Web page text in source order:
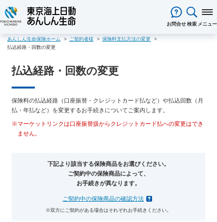
お問合せ検索 メニュー
保険商品から選ぶ
ライフイベントから選ぶ
心配ごとから選ぶ
インターネットでご加入いただけ
る保険商品
法人向け保険商品
資料請求
医療保険
メディカルＫｉｔ ＮＥＯ
メディカルＫｉｔ Ｒ
あんしん治療サポート保険
あんしん治療サポート保険R
メディカルＫｉｔエール
メディカルＫｉｔエールＲ
がん保険
スマートあんしん定期
あんしん終身エール
家計保障・就業不能保障
ご契約者様
ご契約者様TOPへ
東京海上日動マイページのご案内
「ワンタイム手続き」のご案内
重要なお知らせ
サービス
各種お手続き
契約者貸付の利用・返済
保障内容の見直し・契約の解約
保険証券・控除証明書の発行・再
法人のお客様TOPへ
企業のライフステージごとに必要
な準備とは？
経営者の皆様向け商品
従業員の皆様向け商品
あんしん生命 について
あんしん生命についてTOPへ
東京海上グループについて
会社情報
お客様をがんからお守りする運動
サステナビリティ
保険金等の適切なお支払いに向け
た取組み
CMギャラリー・キャラクター紹介
ライフパートナー について
お問い合わせ
よくある質問
あんしん生命保険ホーム ご契約者様
保険料支払方法の変更
払込経路・回数の変更
払込経路・回数の変更
保険料の払込経路（口座振替・クレジットカード払など）や払込回数（月
払・年払など）を変更するお手続きについてご案内します。
※マーケットリンクは口座振替扱からクレジットカード払への変更はでき
ません。
下記より該当する保険商品をお選びください。
ご契約中の保険商品によって、
お手続きが異なります。
ご契約中の保険商品の確認方法
※双方にご契約がある場合はそれぞれお手続きください。